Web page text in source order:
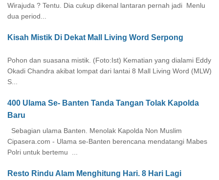
Wirajuda ? Tentu. Dia cukup dikenal lantaran pernah jadi Menlu
dua period...
Kisah Mistik Di Dekat Mall Living Word Serpong
Pohon dan suasana mistik. (Foto:Ist) Kematian yang dialami Eddy
Okadi Chandra akibat lompat dari lantai 8 Mall Living Word (MLW)
S...
400 Ulama Se- Banten Tanda Tangan Tolak Kapolda
Baru
Sebagian ulama Banten. Menolak Kapolda Non Muslim
Cipasera.com - Ulama se-Banten berencana mendatangi Mabes
Polri untuk bertemu ...
Resto Rindu Alam Menghitung Hari. 8 Hari Lagi